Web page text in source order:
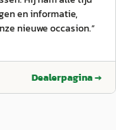
en informatie,
nieuwe occasion.”
Dealerpagina →